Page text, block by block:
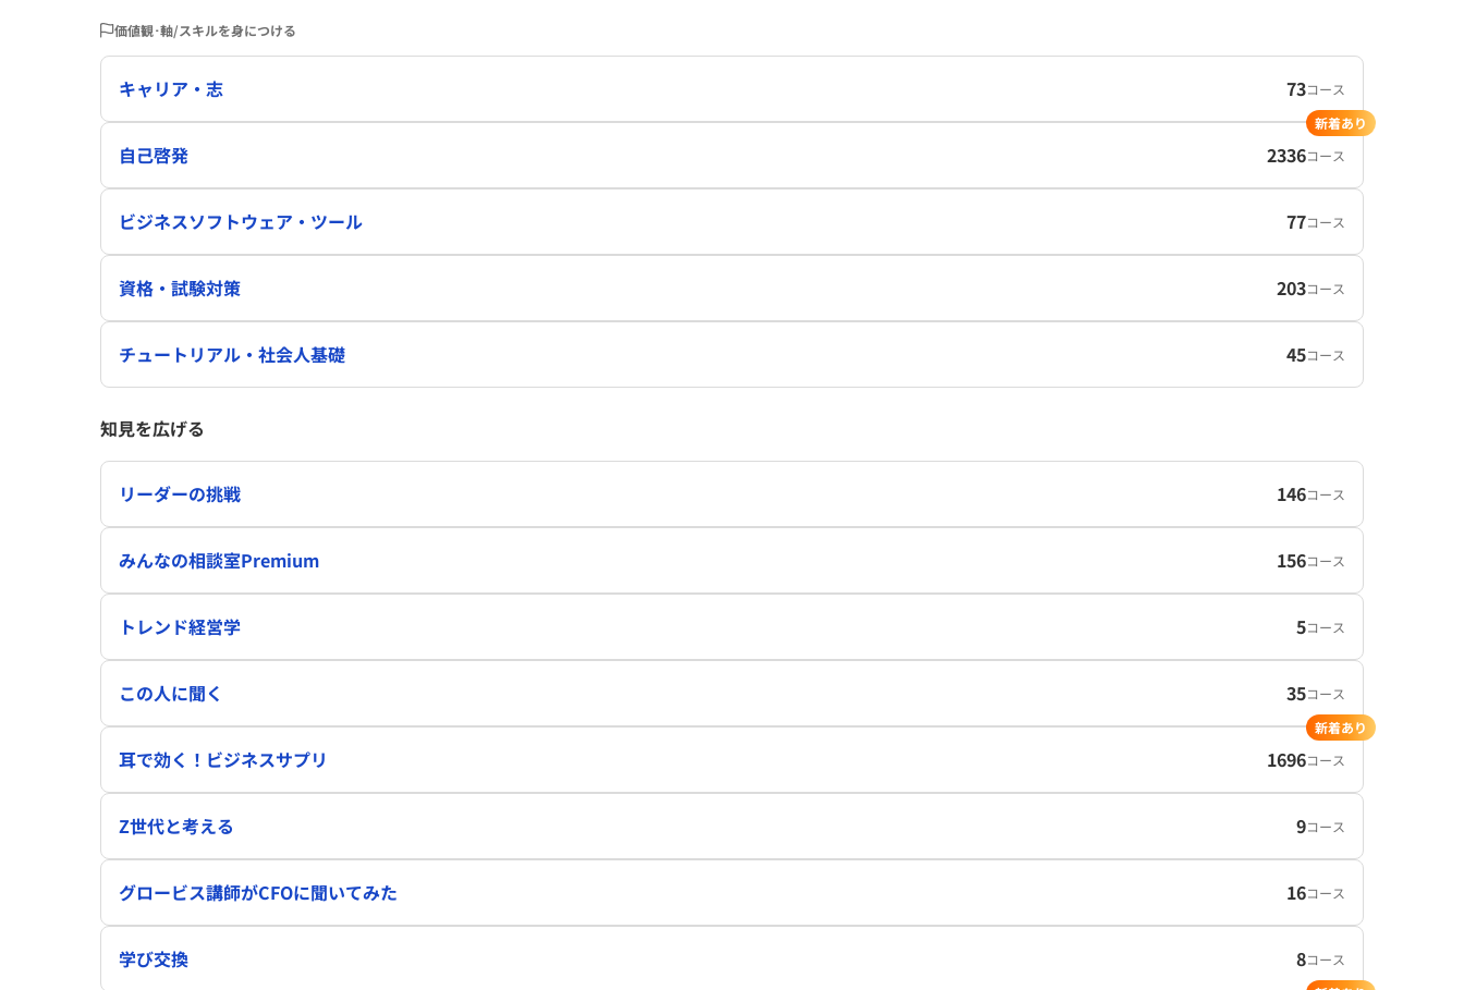
価値観･軸/スキルを身につける
キャリア・志 73コース
自己啓発 2336コース
新着あり
ビジネスソフトウェア・ツール 77コース
資格・試験対策 203コース
チュートリアル・社会人基礎 45コース
知見を広げる
リーダーの挑戦 146コース
みんなの相談室Premium 156コース
トレンド経営学 5コース
この人に聞く 35コース
耳で効く！ビジネスサプリ 1696コース
新着あり
Z世代と考える 9コース
グロービス講師がCFOに聞いてみた 16コース
学び交換 8コース